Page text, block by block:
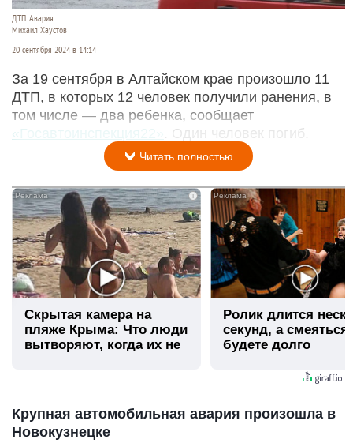
ДТП. Авария.
Михаил Хаустов
20 сентября 2024 в 14:14
За 19 сентября в Алтайском крае произошло 11
ДТП, в которых 12 человек получили ранения, в
том числе — два ребенка, сообщает
«Госавтоинспекция22»
. Один человек погиб.
Читать полностью
i
Скрытая камера на
пляже Крыма: Что люди
вытворяют, когда их не
Ролик длится
секунд, а
будете долго
Крупная автомобильная авария произошла в
Новокузнецке